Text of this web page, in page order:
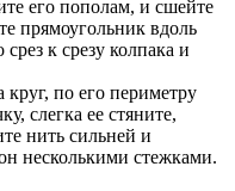
его пополам, и сшейте
прямоугольник вдоль
к срезу колпака и
круг, по его периметру
слегка ее стяните,
нить сильней и
несколькими стежками.